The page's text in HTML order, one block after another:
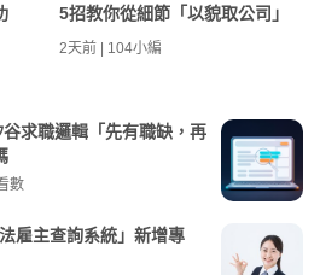
5招教你從細節「以貌取公司」
2天前 | 104小編
求職邏輯「先有職缺，再
數
雇主查詢系統」新增專